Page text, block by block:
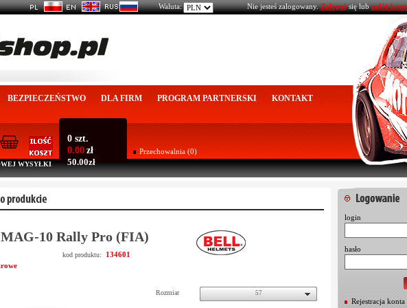
Nie jesteś zalogowany.Zalogujsię lubzałóż
BEZPIECZEŃSTWO DLA FIRM PROGRAM PARTNERSKI KONTAKT
0 szt.
0.00 zł
WYSYŁKI 50.00zł
Przechowalnia (0)
Waluta:
10 Rally Pro (FIA)
kod produktu: 134601
Rozmiar 57
login
hasło
Rejestracja konta